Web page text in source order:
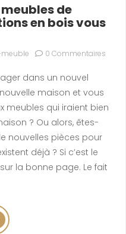
de
en bois vous
0 Commentaires
dans un nouvel
maison et vous
meubles qui iraient bien
? Ou alors, êtes-
nouvelles pièces pour
déjà ? Si c’est le
la bonne page. Le fait
« LE CHOIX DE VOS MEUBLES